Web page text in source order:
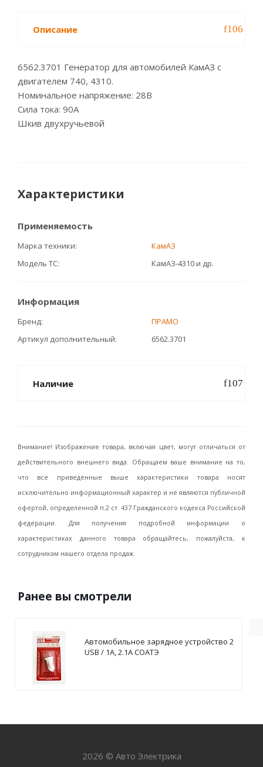
Описание
6562.3701 Генератор для автомобилей КамАЗ с
двигателем 740, 4310.
Номинальное напряжение: 28В
Сила тока: 90А
Шкив двухручьевой
Характеристики
Применяемость
Марка техники
КамАЗ
Модель ТС
КамАЗ-4310 и др.
Информация
Бренд
ПРАМО
Артикул дополнительный
6562.3701
Наличие
Внимание! Изображение товара, включая цвет, могут отличаться от
действительного внешнего вида. Обращаем ваше внимание на то,
что все приведённые выше характеристики товара носят
исключительно информационный характер и не являются публичной
офертой, определенной п.2 ст. 437 Гражданского кодекса Российской
федерации. Для получения подробной информации о
характеристиках данного товара обращайтесь, пожалуйста, к
сотрудникам нашего отдела продаж.
Ранее вы смотрели
Автомобильное зарядное устройство 2
USB / 1А, 2.1А СОАТЭ
2026 © Авто Электрика